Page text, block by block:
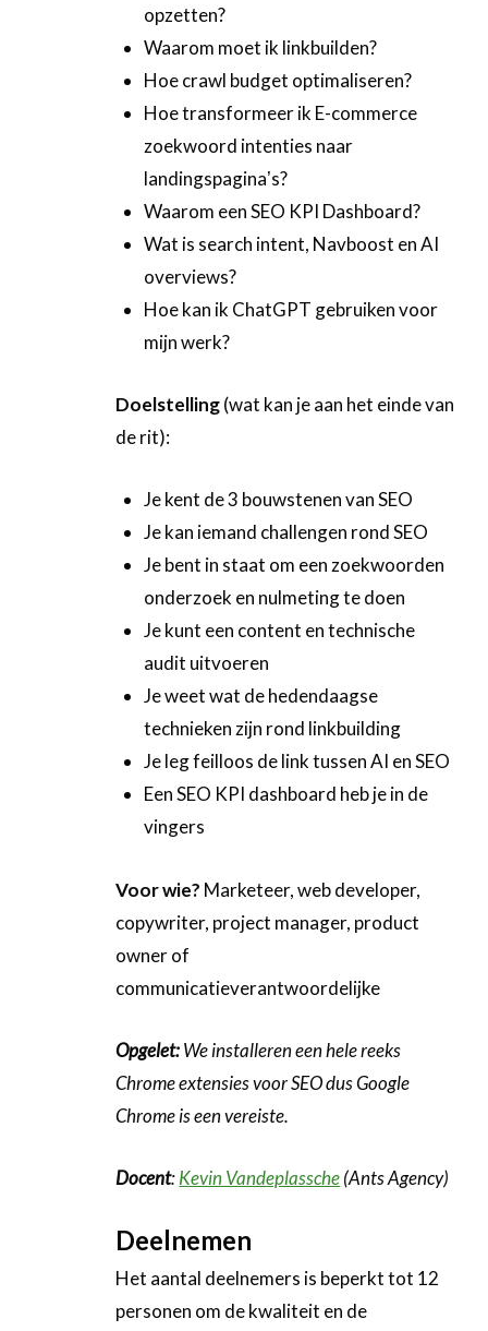
opzetten?
Waarom moet ik linkbuilden?
Hoe crawl budget optimaliseren?
Hoe transformeer ik E-commerce
zoekwoord intenties naar
landingspaginaʼs?
Waarom een SEO KPI Dashboard?
Wat is search intent, Navboost en AI
overviews?
Hoe kan ik ChatGPT gebruiken voor
mijn werk?
Doelstelling(wat kan je aan het einde van
de rit):
Je kent de 3 bouwstenen van SEO
Je kan iemand challengen rond SEO
Je bent in staat om een zoekwoorden
onderzoek en nulmeting te doen
Je kunt een content en technische
audit uitvoeren
Je weet wat de hedendaagse
technieken zijn rond linkbuilding
Je leg feilloos de link tussen AI en SEO
Een SEO KPI dashboard heb je in de
vingers
Voor wie? Marketeer, web developer,
copywriter, project manager, product
owner of
communicatieverantwoordelijke
Opgelet:We installeren een hele reeks
Chrome extensies voor SEO dus Google
Chrome is een vereiste.
Docent:Kevin Vandeplassche(Ants Agency)
Deelnemen
Het aantal deelnemers is beperkt tot 12
personen om de kwaliteit en de